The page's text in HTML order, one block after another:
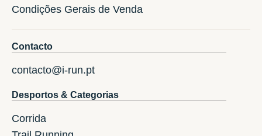
Condições Gerais de Venda
Contacto
contacto@i-run.pt
Desportos & Categorias
Corrida